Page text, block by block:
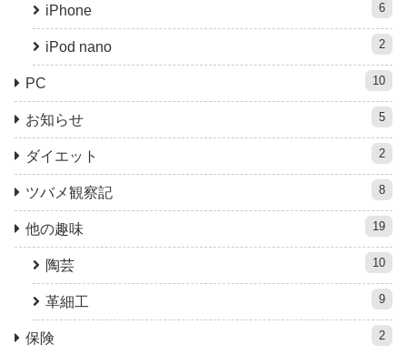
iPhone 6
iPod nano 2
PC 10
お知らせ 5
ダイエット 2
ツバメ観察記 8
他の趣味 19
陶芸 10
革細工 9
保険 2